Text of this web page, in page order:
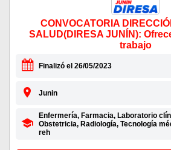
CONVOCATORIA
SALUD(DIRESA JUNÍN):
trabajo
Finalizó el 26/05/2023
Junin
Enfermería, Farmacia, Laboratorio
Obstetricia, Radiología, Tecnología
reh